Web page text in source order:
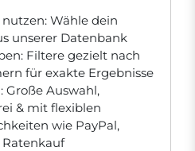
Wähle dein
unserer Datenbank
Filtere gezielt nach
für exakte Ergebnisse
Große Auswahl,
& mit flexiblen
wie PayPal,